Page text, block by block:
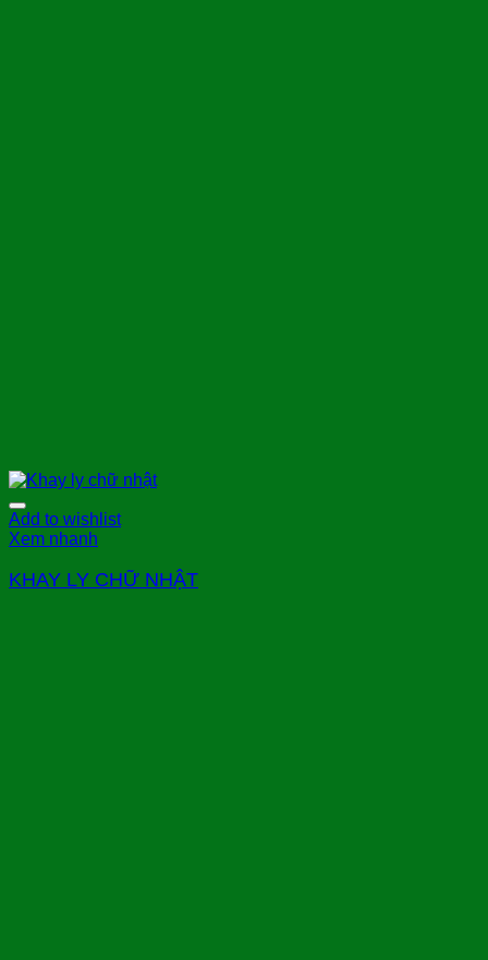
Add to wishlist
Xem nhanh
KHAY LY CHỮ NHẬT